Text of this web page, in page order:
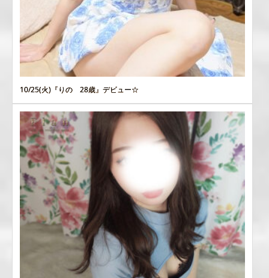
10/25(火)『りの 28歳』デビュー☆